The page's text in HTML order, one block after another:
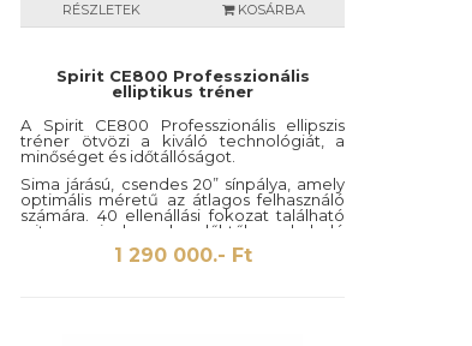
RÉSZLETEK KOSÁRBA
Spirit CE800 Professzionális
elliptikus tréner
A Spirit CE800 Professzionális ellipszis
tréner ötvözi a kiváló technológiát, a
minőséget és időtállóságot.
Sima járású, csendes 20” sínpálya, amely
optimális méretű az átlagos felhasználó
számára. 40 ellenállási fokozat található
rajta, amivel a kezdőktől a haladó
sportolókig bárki igényeit kielégíti.
1 290 000.- Ft